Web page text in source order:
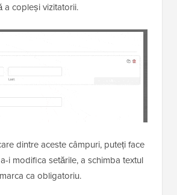
a copleși vizitatorii.
dintre aceste câmpuri, puteți face
i modifica setările, a schimba textul
ca obligatoriu.